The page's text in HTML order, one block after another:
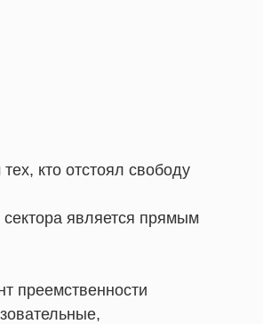
кто отстоял свободу
является прямым
преемственности